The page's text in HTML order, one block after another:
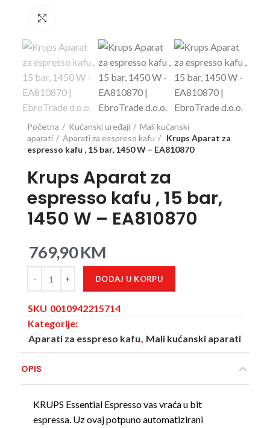
Početna Kućanski uređaji
Mali kućanski
aparati
Aparati za esspreso kafu
Krups Aparat za
espresso kafu , 15 bar, 1450 W – EA810870
Krups Aparat za
espresso kafu , 15 bar,
1450 W – EA810870
769,90KM
DODAJ U KORPU
SKU 0010942215714
Kategorije:
Aparati za esspreso kafu, Mali kućanski aparati
OPIS
KRUPS Essential Espresso vas vraća u bit
espressa. Uz ovaj potpuno automatizirani